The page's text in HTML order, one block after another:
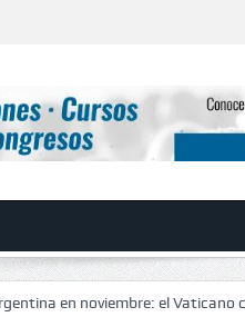
el Vaticano confirmó